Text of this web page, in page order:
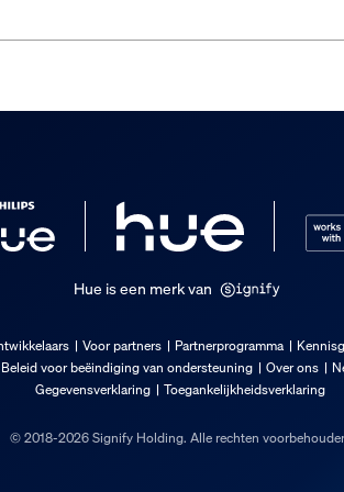
Hue is een merk van
Voor partners Partnerprogramma
Beleid voor beëindiging van ondersteuning Over ons
Gegevensverklaring
Toegankelijkheidsverklaring
© 2018-2026 Signify Holding. Alle rechten